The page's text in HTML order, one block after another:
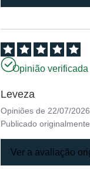
Opinião verificada
Leveza
Opiniões de 22/07/2026
Publicado
Ver a avaliação